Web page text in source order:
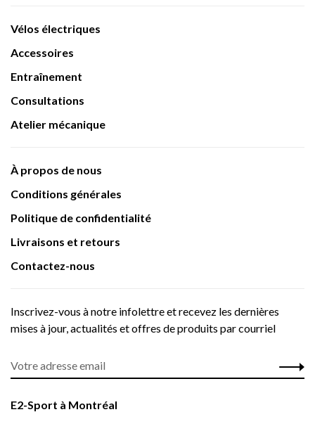
Vélos électriques
Accessoires
Entraînement
Consultations
Atelier mécanique
À propos de nous
Conditions générales
Politique de confidentialité
Livraisons et retours
Contactez-nous
Inscrivez-vous à notre infolettre et recevez les dernières
mises à jour, actualités et offres de produits par courriel
E2-Sport à Montréal